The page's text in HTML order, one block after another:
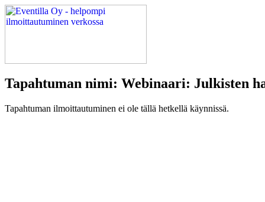
Tapahtuman nimi: Webinaari: Julkisten
Tapahtuman ilmoittautuminen ei ole tällä hetkellä käynnissä.